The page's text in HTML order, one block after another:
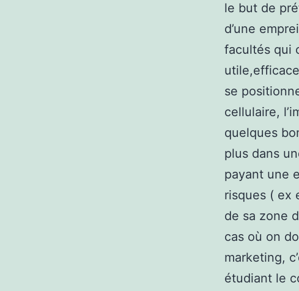
le but de
d’une
facultés qui
se
cellulaire,
quelques
plus dans
payant une
risques ( ex
de sa zone
cas où on
marketing,
étudiant le